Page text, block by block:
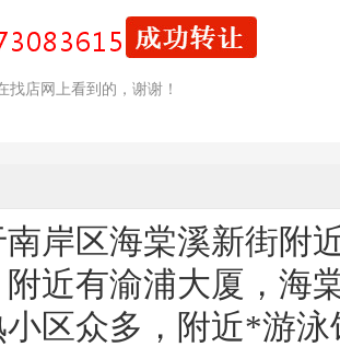
找店网上看到的，谢谢！
岸区海棠溪新街附
近有渝浦大厦，海
小区众多，附近*游